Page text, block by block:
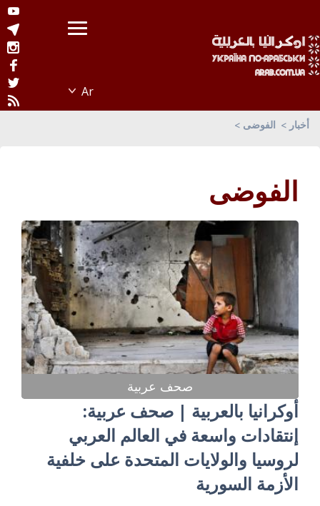
أخبار الفوضى
الفوضى
صحف عربية
أوكرانيا بالعربية | صحف عربية:
إنتقادات واسعة في العالم العربي
لروسيا والولايات المتحدة على خلفية
الأزمة السورية